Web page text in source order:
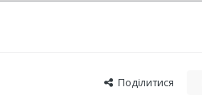
Поділитися